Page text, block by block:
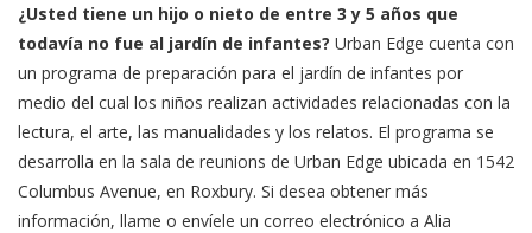
¿Usted tiene un hijo o nieto de entre 3 y 5 años que
todavía no fue al jardín de infantes? Urban Edge cuenta con
un programa de preparación para el jardín de infantes por
medio del cual los niños realizan actividades relacionadas con la
lectura, el arte, las manualidades y los relatos. El programa se
desarrolla en la sala de reunions de Urban Edge ubicada en 1542
Columbus Avenue, en Roxbury. Si desea obtener más
información, llame o envíele un correo electrónico a Alia